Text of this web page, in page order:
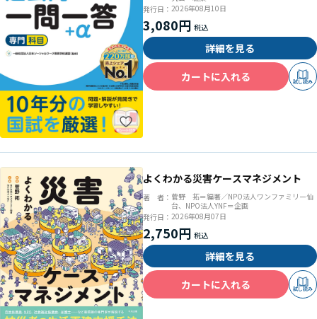
発行日： 2026年08月10日
3,080円
詳細を見る
カートに入れる
試し読み
よくわかる災害ケースマネジメント
著 者： 菅野 拓＝編著／NPO法人ワンファミリー仙
台、NPO法人YNF＝企画
発行日： 2026年08月07日
2,750円
詳細を見る
カートに入れる
試し読み